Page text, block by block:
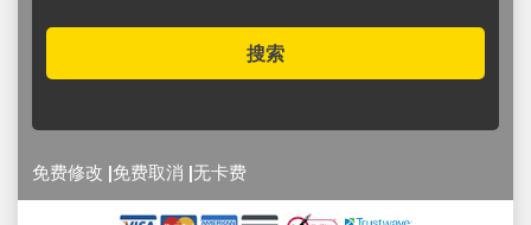
搜索
免费修改 |免费取消 |无卡费